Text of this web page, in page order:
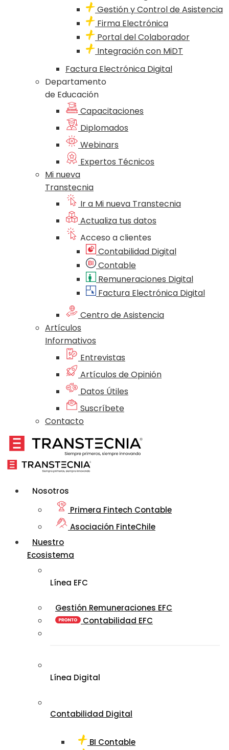
Gestión y Control de Asistencia
Firma Electrónica
Portal del Colaborador
Integración con MiDT
Factura Electrónica Digital
Departamento
de Educación
Capacitaciones
Diplomados
Webinars
Expertos Técnicos
Mi nueva
Transtecnia
Ir a Mi nueva Transtecnia
Actualiza tus datos
Acceso a clientes
Contabilidad Digital
Contable
Remuneraciones Digital
Factura Electrónica Digital
Centro de Asistencia
Artículos
Informativos
Entrevistas
Artículos de Opinión
Datos Útiles
Suscríbete
Contacto
Nosotros
Primera Fintech Contable
Asociación FinteChile
Nuestro
Ecosistema
Línea EFC
Gestión Remuneraciones EFC
Contabilidad EFC
Línea Digital
Contabilidad Digital
BI Contable